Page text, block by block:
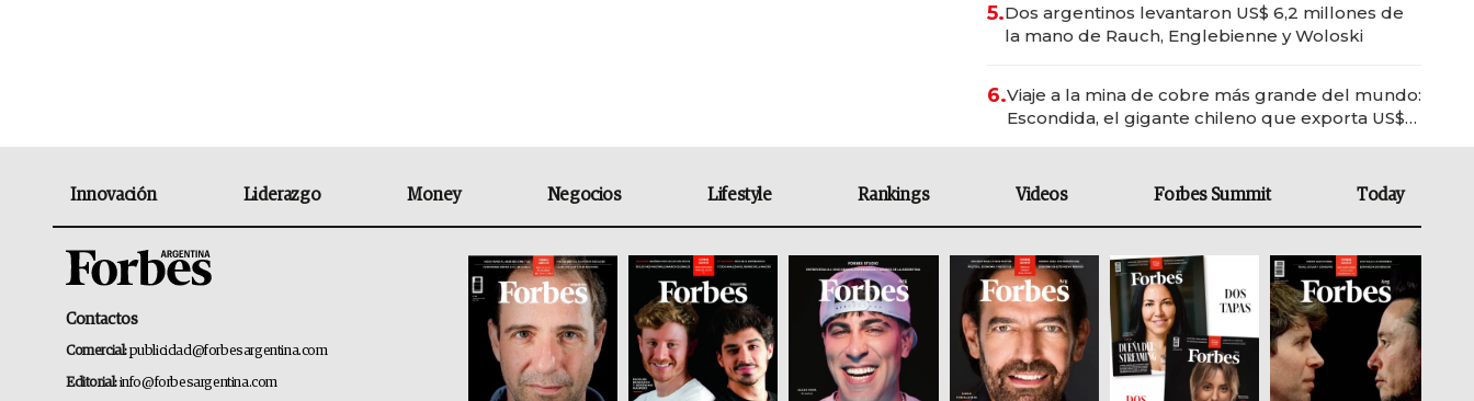
5.Dos argentinos levantaron US$ 6,2 millones de
la mano de Rauch, Englebienne y Woloski
6.Viaje a la mina de cobre más grande del mundo:
Escondida, el gigante chileno que exporta US$
Innovación Liderazgo Money Negocios Lifestyle Rankings Videos Forbes Summit Today
Contactos
Comercial:publicidad@forbesargentina.com
Editorial:info@forbesargentina.com